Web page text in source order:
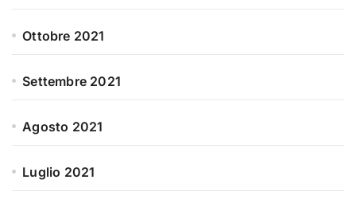
Ottobre 2021
Settembre 2021
Agosto 2021
Luglio 2021